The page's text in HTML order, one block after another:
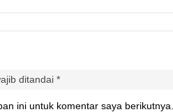
ditandai *
ini untuk komentar saya berikutnya.